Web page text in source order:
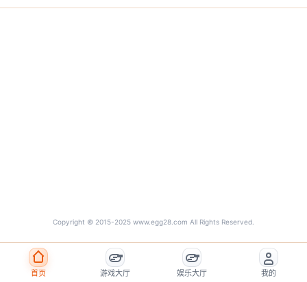
Copyright © 2015-2025 www.egg28.com All Rights Reserved.
首页 游戏大厅 娱乐大厅 我的